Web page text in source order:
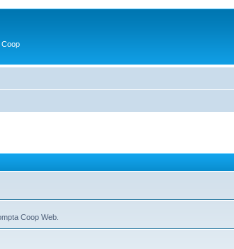
Coop Web.